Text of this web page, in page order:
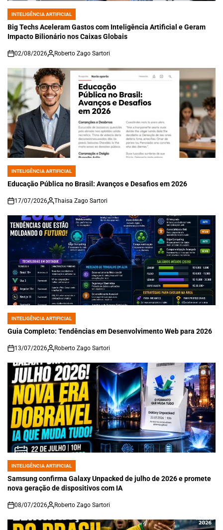
POSTED
IN
INTELIGÊNCIA ARTIFICIAL
Big Techs Aceleram Gastos com Inteligência Artificial e Geram
Impacto Bilionário nos Caixas Globais
on
02/08/2026 Roberto Zago Sartori
POSTED
IN
INTELIGÊNCIA ARTIFICIAL
Educação Pública no Brasil: Avanços e Desafios em 2026
on
17/07/2026 Thaisa Zago Sartori
POSTED
IN
INTELIGÊNCIA ARTIFICIAL
Guia Completo: Tendências em Desenvolvimento Web para 2026
on
13/07/2026 Roberto Zago Sartori
POSTED
IN
INTELIGÊNCIA ARTIFICIAL
Samsung confirma Galaxy Unpacked de julho de 2026 e promete
nova geração de dispositivos com IA
on
08/07/2026 Roberto Zago Sartori